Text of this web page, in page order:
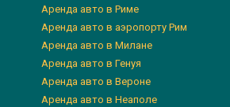
Аренда авто в Риме
Аренда авто в аэропорту Рим
Аренда авто в Милане
Аренда авто в Генуя
Аренда авто в Вероне
Аренда авто в Неаполе